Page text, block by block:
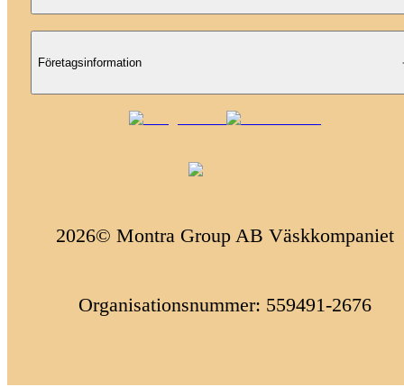
Företagsinformation
2026© Montra Group AB Väskkompaniet
Organisationsnummer: 559491-2676